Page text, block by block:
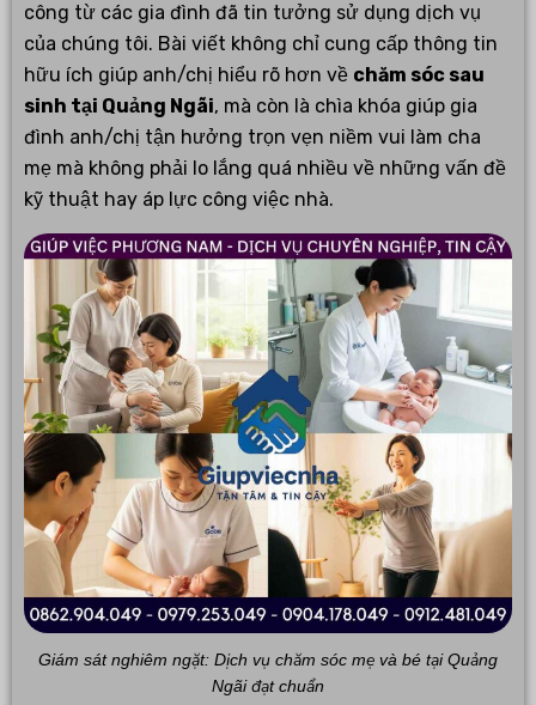
công từ các gia đình đã tin tưởng sử dụng dịch vụ
của chúng tôi. Bài viết không chỉ cung cấp thông tin
hữu ích giúp anh/chị hiểu rõ hơn về chăm sóc sau
sinh tại Quảng Ngãi, mà còn là chìa khóa giúp gia
đình anh/chị tận hưởng trọn vẹn niềm vui làm cha
mẹ mà không phải lo lắng quá nhiều về những vấn đề
kỹ thuật hay áp lực công việc nhà.
Giám sát nghiêm ngặt: Dịch vụ chăm sóc mẹ và bé tại Quảng
Ngãi đạt chuẩn